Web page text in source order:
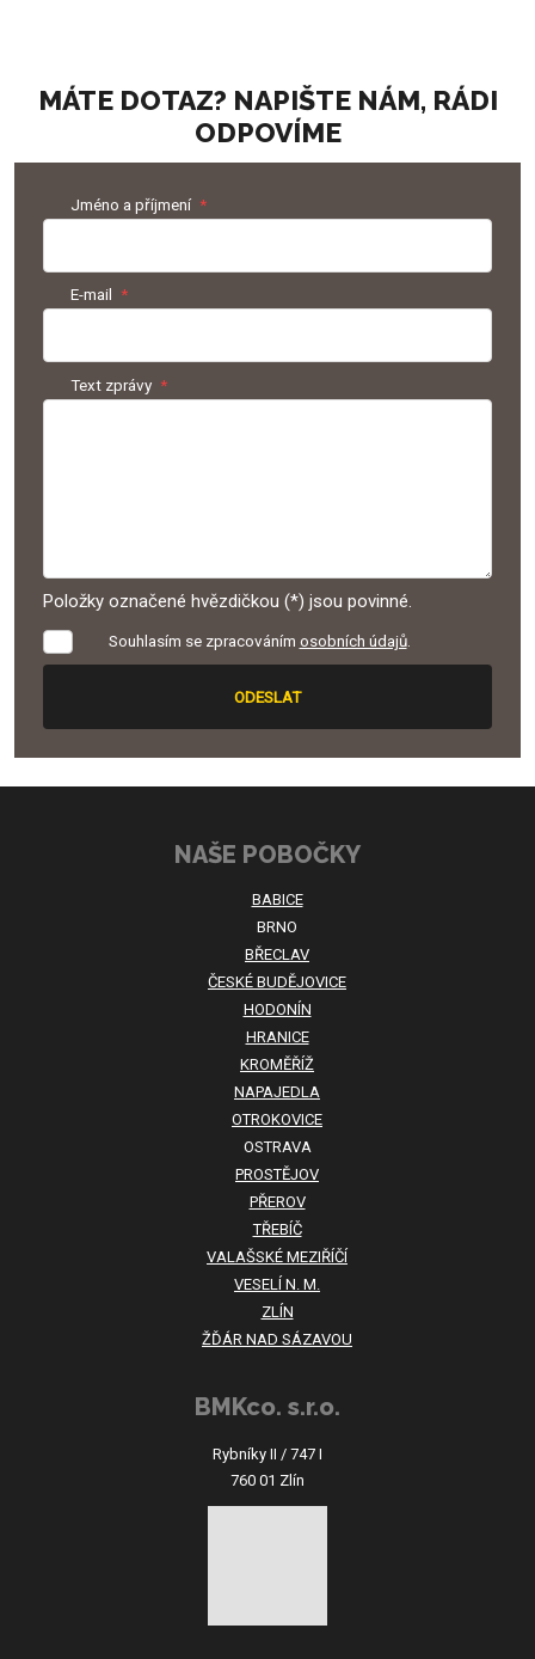
MÁTE DOTAZ? NAPIŠTE NÁM, RÁDI
ODPOVÍME
Jméno a příjmení *
E-mail *
Text zprávy *
Položky označené hvězdičkou (*) jsou povinné.
Souhlasím
se
údajů.
Souhlasím se zpracováním osobních údajů.
ODESLAT
se
NAŠE POBOČKY
BABICE
BRNO
BŘECLAV
ČESKÉ BUDĚJOVICE
HODONÍN
HRANICE
KROMĚŘÍŽ
NAPAJEDLA
OTROKOVICE
OSTRAVA
PROSTĚJOV
PŘEROV
TŘEBÍČ
VALAŠSKÉ MEZIŘÍČÍ
VESELÍ N. M.
ZLÍN
ŽĎÁR NAD SÁZAVOU
BMKco. s.r.o.
Rybníky II / 747 I
760 01 Zlín